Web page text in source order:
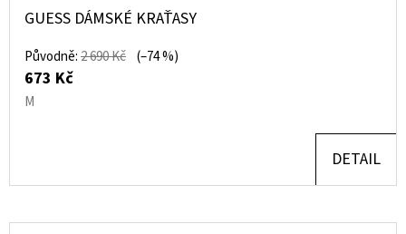
GUESS DÁMSKÉ KRAŤASY
Původně:2 690 Kč (–74 %)
673 Kč
M
DETAIL